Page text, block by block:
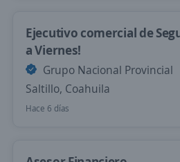
Ejecutivo comercial de
a Viernes!
Grupo Nacional Provincial
Saltillo, Coahuila
Hace 6 días